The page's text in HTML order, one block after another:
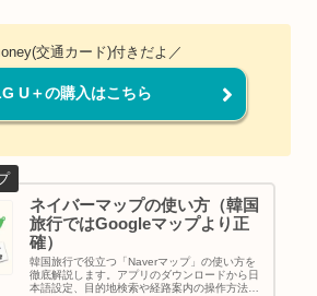
交通カード)付きだよ／
U＋の購入はこちら
ネイバーマップの使い方（韓国
旅行ではGoogleマップより正
確）
韓国旅行で役立つ「Naverマップ」の使い方を
徹底解説します。アプリのダウンロードから日
本語設定、目的地検索や経路案内の操作方法、